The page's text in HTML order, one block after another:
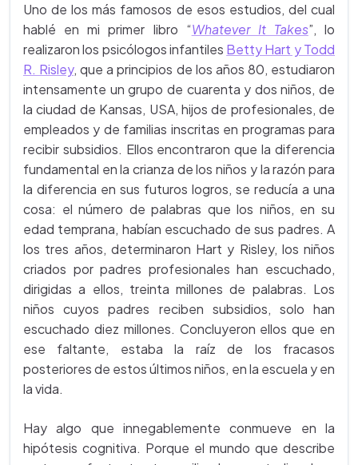
Uno de los más famosos de esos estudios, del cual
hablé en mi primer libro “Whatever It Takes”, lo
realizaron los psicólogos infantiles Betty Hart y Todd
R. Risley, que a principios de los años 80, estudiaron
intensamente un grupo de cuarenta y dos niños, de
la ciudad de Kansas, USA, hijos de profesionales, de
empleados y de familias inscritas en programas para
recibir subsidios. Ellos encontraron que la diferencia
fundamental en la crianza de los niños y la razón para
la diferencia en sus futuros logros, se reducía a una
cosa: el número de palabras que los niños, en su
edad temprana, habían escuchado de sus padres. A
los tres años, determinaron Hart y Risley, los niños
criados por padres profesionales han escuchado,
dirigidas a ellos, treinta millones de palabras. Los
niños cuyos padres reciben subsidios, solo han
escuchado diez millones. Concluyeron ellos que en
ese faltante, estaba la raíz de los fracasos
posteriores de estos últimos niños, en la escuela y en
la vida.
Hay algo que innegablemente conmueve en la
hipótesis cognitiva. Porque el mundo que describe